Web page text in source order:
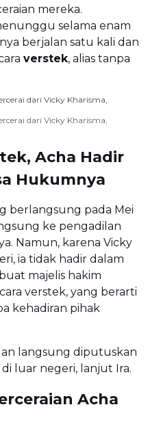
mereka.
selama enam
berjalan satu kali dan
verstek, alias tanpa
dari Vicky Kharisma,
dari Vicky Kharisma,
Acha Hadir
Hukumnya
berlangsung pada Mei
ke pengadilan
Namun, karena Vicky
ia tidak hadir dalam
majelis hakim
verstek, yang berarti
kehadiran pihak
langsung diputuskan
luar negeri, lanjut Ira.
Acha